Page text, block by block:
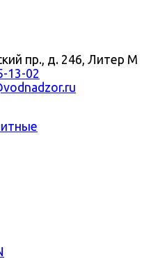
пр., д. 246, Литер М
13-02